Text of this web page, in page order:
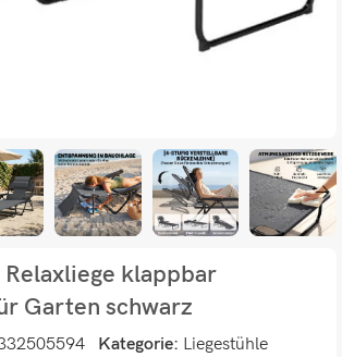
Relaxliege klappbar
Garten schwarz
Kategorie: Liegestühle